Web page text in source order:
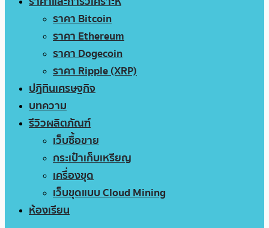
ราคา Bitcoin
ราคา Ethereum
ราคา Dogecoin
ราคา Ripple (XRP)
ปฏิทินเศรษฐกิจ
บทความ
รีวิวผลิตภัณฑ์
เว็บซื้อขาย
กระเป๋าเก็บเหรียญ
เครื่องขุด
เว็บขุดแบบ Cloud Mining
ห้องเรียน